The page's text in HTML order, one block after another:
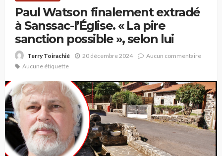
Paul Watson finalement extradé
à Sanssac-l’Église. « La pire
sanction possible », selon lui
Terry Toirachié 20 décembre 2024
Aucun commentaire
Aucune étiquette